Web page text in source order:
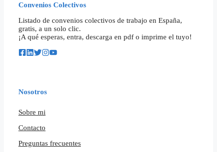
Convenios Colectivos
Listado de convenios colectivos de trabajo en España,
gratis, a un solo clic.
¡A qué esperas, entra, descarga en pdf o imprime el tuyo!
Nosotros
Sobre mi
Contacto
Preguntas frecuentes